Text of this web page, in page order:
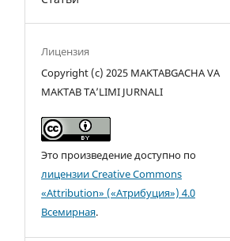
Лицензия
Copyright (c) 2025 MAKTABGACHA VA
MAKTAB TA’LIMI JURNALI
Это произведение доступно по
лицензии Creative Commons
«Attribution» («Атрибуция») 4.0
Всемирная.